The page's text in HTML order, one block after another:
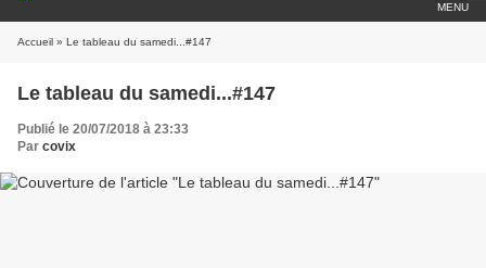
MENU
Accueil » Le tableau du samedi...#147
Le tableau du samedi...#147
Publié le 20/07/2018 à 23:33
Par covix